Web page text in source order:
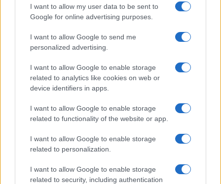
I want to allow my user data to be sent to
Google for online advertising purposes.
I want to allow Google to send me
personalized advertising.
I want to allow Google to enable storage
related to analytics like cookies on web or
device identifiers in apps.
I want to allow Google to enable storage
related to functionality of the website or app.
I want to allow Google to enable storage
related to personalization.
I want to allow Google to enable storage
related to security, including authentication
SHOPPING NERD
Collezionismo e scalper: modelli di mercato e
Andrea Conforti · 3 Ago 2026